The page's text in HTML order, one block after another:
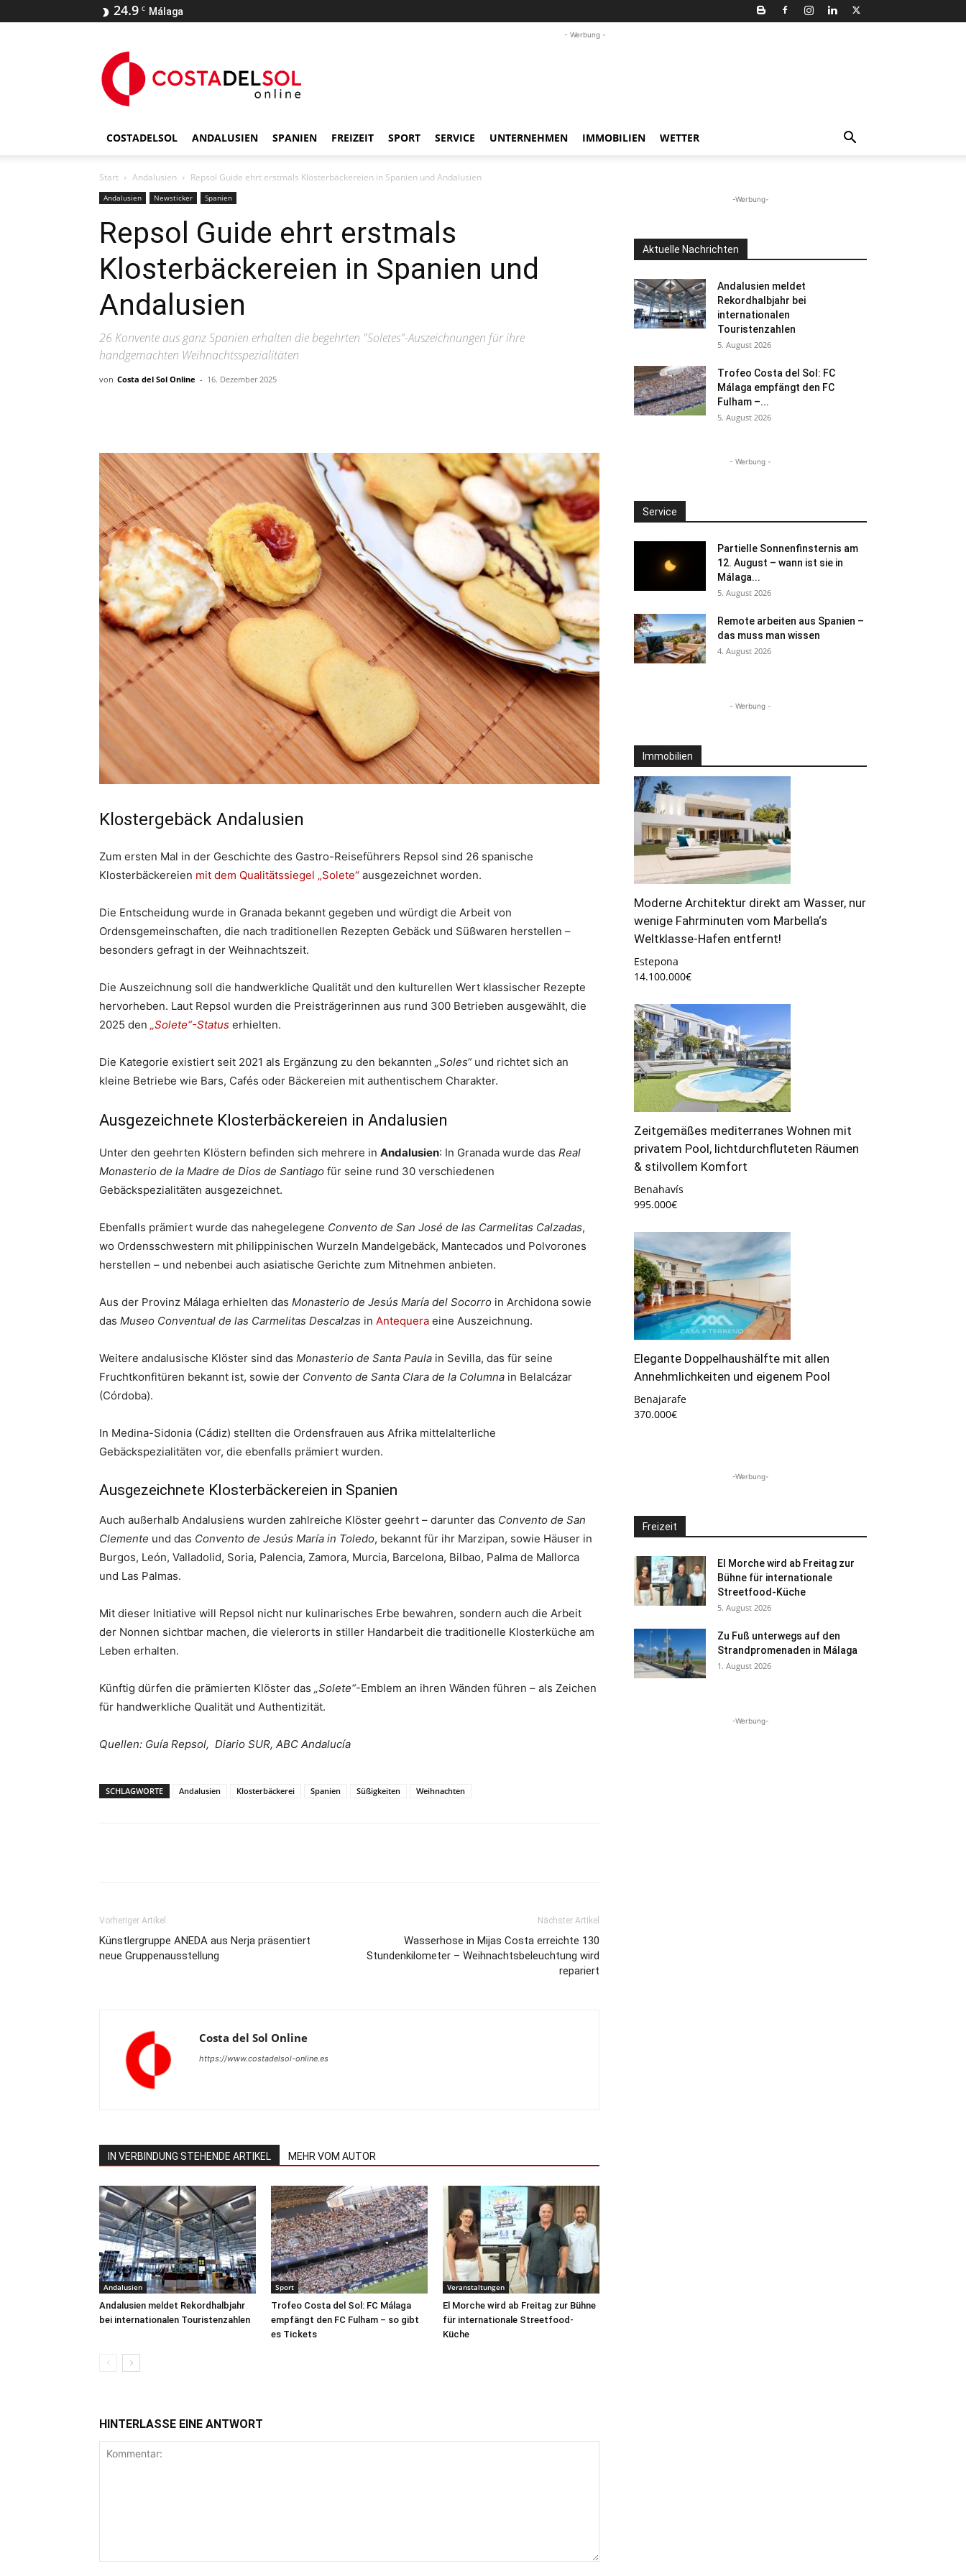
24.9 C Málaga
- Werbung -
COSTADELSOL ANDALUSIEN SPANIEN FREIZEIT SPORT SERVICE UNTERNEHMEN IMMOBILIEN WETTER
Start Andalusien Repsol Guide ehrt erstmals Klosterbäckereien in Spanien und Andalusien
Andalusien Newsticker Spanien
Repsol Guide ehrt erstmals
Klosterbäckereien in Spanien und
Andalusien
26 Konvente aus ganz Spanien erhalten die begehrten "Soletes"-Auszeichnungen für ihre
handgemachten Weihnachtsspezialitäten
von Costa del Sol Online - 16. Dezember 2025
Klostergebäck Andalusien
Zum ersten Mal in der Geschichte des Gastro-Reiseführers Repsol sind 26 spanische
Klosterbäckereien mit dem Qualitätssiegel „Solete“ ausgezeichnet worden.
Die Entscheidung wurde in Granada bekannt gegeben und würdigt die Arbeit von
Ordensgemeinschaften, die nach traditionellen Rezepten Gebäck und Süßwaren herstellen –
besonders gefragt in der Weihnachtszeit.
Die Auszeichnung soll die handwerkliche Qualität und den kulturellen Wert klassischer Rezepte
hervorheben. Laut Repsol wurden die Preisträgerinnen aus rund 300 Betrieben ausgewählt, die
2025 den „Solete“-Status erhielten.
Die Kategorie existiert seit 2021 als Ergänzung zu den bekannten „Soles“und richtet sich an
kleine Betriebe wie Bars, Cafés oder Bäckereien mit authentischem Charakter.
Ausgezeichnete Klosterbäckereien in Andalusien
Unter den geehrten Klöstern befinden sich mehrere in Andalusien: In Granada wurde das Real
Monasterio de la Madre de Dios de Santiago für seine rund 30 verschiedenen
Gebäckspezialitäten ausgezeichnet.
Ebenfalls prämiert wurde das nahegelegene Convento de San José de las Carmelitas Calzadas,
wo Ordensschwestern mit philippinischen Wurzeln Mandelgebäck, Mantecados und Polvorones
herstellen – und nebenbei auch asiatische Gerichte zum Mitnehmen anbieten.
Aus der Provinz Málaga erhielten das Monasterio de Jesús María del Socorro in Archidona sowie
das Museo Conventual de las Carmelitas Descalzas in Antequera eine Auszeichnung.
Weitere andalusische Klöster sind das Monasterio de Santa Paula in Sevilla, das für seine
Fruchtkonfitüren bekannt ist, sowie der Convento de Santa Clara de la Columna in Belalcázar
(Córdoba).
In Medina-Sidonia (Cádiz) stellten die Ordensfrauen aus Afrika mittelalterliche
Gebäckspezialitäten vor, die ebenfalls prämiert wurden.
Ausgezeichnete Klosterbäckereien in Spanien
Auch außerhalb Andalusiens wurden zahlreiche Klöster geehrt – darunter das Convento de San
Clemente und das Convento de Jesús María in Toledo, bekannt für ihr Marzipan, sowie Häuser in
Burgos, León, Valladolid, Soria, Palencia, Zamora, Murcia, Barcelona, Bilbao, Palma de Mallorca
und Las Palmas.
Mit dieser Initiative will Repsol nicht nur kulinarisches Erbe bewahren, sondern auch die Arbeit
der Nonnen sichtbar machen, die vielerorts in stiller Handarbeit die traditionelle Klosterküche am
Leben erhalten.
Künftig dürfen die prämierten Klöster das „Solete“-Emblem an ihren Wänden führen – als Zeichen
für handwerkliche Qualität und Authentizität.
Quellen: Guía Repsol, Diario SUR, ABC Andalucía
SCHLAGWORTE Andalusien Klosterbäckerei Spanien Süßigkeiten Weihnachten
Vorheriger Artikel
Künstlergruppe ANEDA aus Nerja präsentiert
neue Gruppenausstellung
Nächster Artikel
Wasserhose in Mijas Costa erreichte 130
Stundenkilometer – Weihnachtsbeleuchtung wird
repariert
Costa del Sol Online
https://www.costadelsol-online.es
IN VERBINDUNG STEHENDE ARTIKEL MEHR VOM AUTOR
Andalusien
Andalusien meldet Rekordhalbjahr
bei internationalen Touristenzahlen
Sport
Trofeo Costa del Sol: FC Málaga
empfängt den FC Fulham – so gibt
es Tickets
Veranstaltungen
El Morche wird ab Freitag zur Bühne
für internationale Streetfood-
Küche
HINTERLASSE EINE ANTWORT
-Werbung-
Aktuelle Nachrichten
Andalusien meldet
Rekordhalbjahr bei
internationalen
Touristenzahlen
5. August 2026
Trofeo Costa del Sol: FC
Málaga empfängt den FC
Fulham –...
5. August 2026
- Werbung -
Service
Partielle Sonnenfinsternis am
12. August – wann ist sie in
Málaga...
5. August 2026
Remote arbeiten aus Spanien –
das muss man wissen
4. August 2026
- Werbung -
Immobilien
Moderne Architektur direkt am Wasser, nur
wenige Fahrminuten vom Marbella‘s
Weltklasse-Hafen entfernt!
Estepona
14.100.000€
Zeitgemäßes mediterranes Wohnen mit
privatem Pool, lichtdurchfluteten Räumen
& stilvollem Komfort
Benahavís
995.000€
Elegante Doppelhaushälfte mit allen
Annehmlichkeiten und eigenem Pool
Benajarafe
370.000€
-Werbung-
Freizeit
El Morche wird ab Freitag zur
Bühne für internationale
Streetfood-Küche
5. August 2026
Zu Fuß unterwegs auf den
Strandpromenaden in Málaga
1. August 2026
-Werbung-